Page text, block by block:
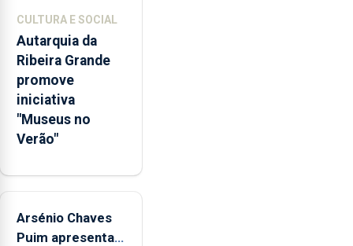
competências
pessoais,
emocionais
e
sociais
junto
das
CULTURA E SOCIAL
Autarquia da
Ribeira Grande
promove
iniciativa
"Museus no
Verão"
Arsénio Chaves
Puim apresenta